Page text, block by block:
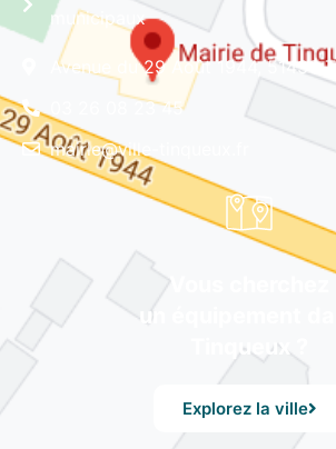
municipaux
Avenue du 29 Août 1944, 51430
03 26 08 23 45
mairie@ville-tinqueux.fr
Vous cherchez
un équipement
Tinqueux ?
Explorez la ville